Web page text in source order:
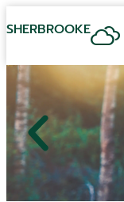
SHERBROOKE